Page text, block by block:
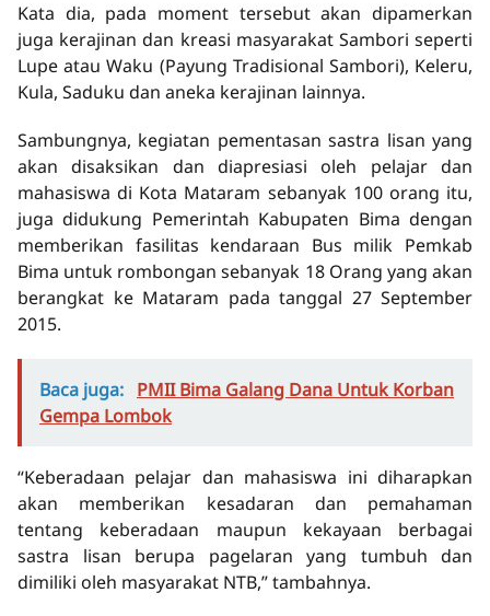
Kata dia, pada moment tersebut akan dipamerkan
juga kerajinan dan kreasi masyarakat Sambori seperti
Lupe atau Waku (Payung Tradisional Sambori), Keleru,
Kula, Saduku dan aneka kerajinan lainnya.
Sambungnya, kegiatan pementasan sastra lisan yang
akan disaksikan dan diapresiasi oleh pelajar dan
mahasiswa di Kota Mataram sebanyak 100 orang itu,
juga didukung Pemerintah Kabupaten Bima dengan
memberikan fasilitas kendaraan Bus milik Pemkab
Bima untuk rombongan sebanyak 18 Orang yang akan
berangkat ke Mataram pada tanggal 27 September
2015.
Baca juga: PMII Bima Galang Dana Untuk Korban
Gempa Lombok
“Keberadaan pelajar dan mahasiswa ini diharapkan
akan memberikan kesadaran dan pemahaman
tentang keberadaan maupun kekayaan berbagai
sastra lisan berupa pagelaran yang tumbuh dan
dimiliki oleh masyarakat NTB,” tambahnya.